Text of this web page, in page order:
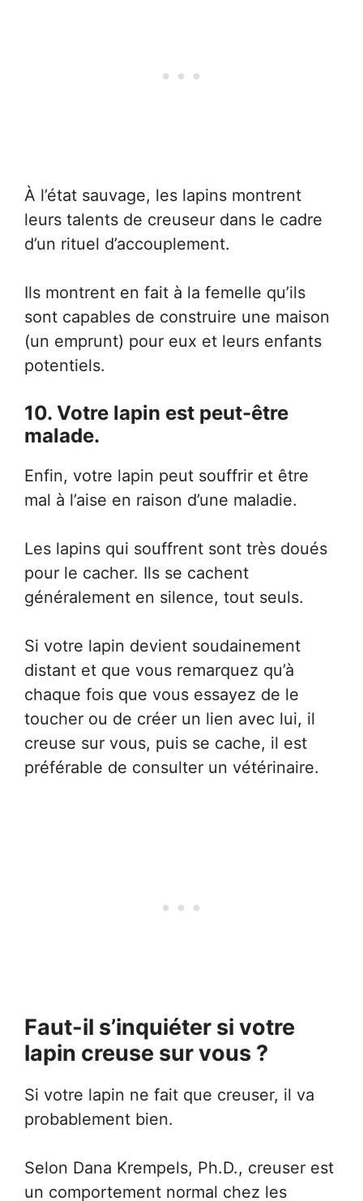
À l’état sauvage, les lapins montrent
leurs talents de creuseur dans le cadre
d’un rituel d’accouplement.
Ils montrent en fait à la femelle qu’ils
sont capables de construire une maison
(un emprunt) pour eux et leurs enfants
potentiels.
10. Votre lapin est peut-être
malade.
Enfin, votre lapin peut souffrir et être
mal à l’aise en raison d’une maladie.
Les lapins qui souffrent sont très doués
pour le cacher. Ils se cachent
généralement en silence, tout seuls.
Si votre lapin devient soudainement
distant et que vous remarquez qu’à
chaque fois que vous essayez de le
toucher ou de créer un lien avec lui, il
creuse sur vous, puis se cache, il est
préférable de consulter un vétérinaire.
Faut-il s’inquiéter si votre
lapin creuse sur vous ?
Si votre lapin ne fait que creuser, il va
probablement bien.
Selon Dana Krempels, Ph.D., creuser est
un comportement normal chez les